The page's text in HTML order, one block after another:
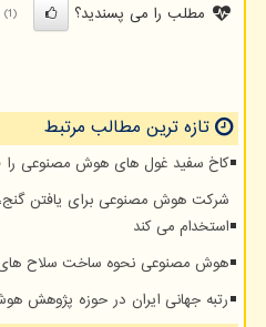
مطلب را می پسندید؟
(1)
تازه ترین مطالب مرتبط
کاخ سفید غول های هوش مصنوعی را
شرکت هوش مصنوعی برای یافتن گنج،
استخدام می کند
هوش مصنوعی نحوه ساخت سلاح های
رتبه جهانی ایران در حوزه پژوهش